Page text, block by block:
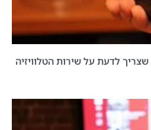
לדעת על שירות הטלוויזיה